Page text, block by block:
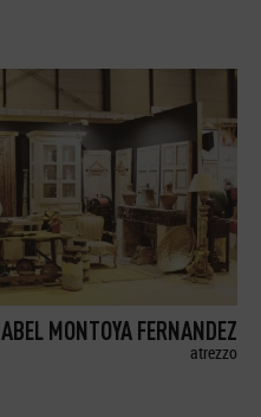
ABEL MONTOYA FERNANDEZ
atrezzo